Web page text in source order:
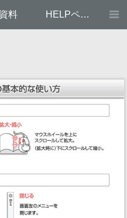
料 HELPページ